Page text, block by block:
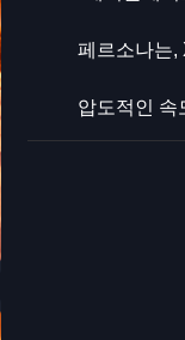
페르소나는,
압도적인 속